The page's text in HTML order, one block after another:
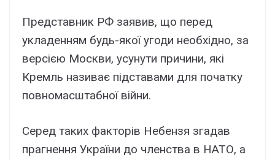
Представник РФ заявив, що перед
укладенням будь-якої угоди необхідно, за
версією Москви, усунути причини, які
Кремль називає підставами для початку
повномасштабної війни.
Серед таких факторів Небензя згадав
прагнення України до членства в НАТО, а